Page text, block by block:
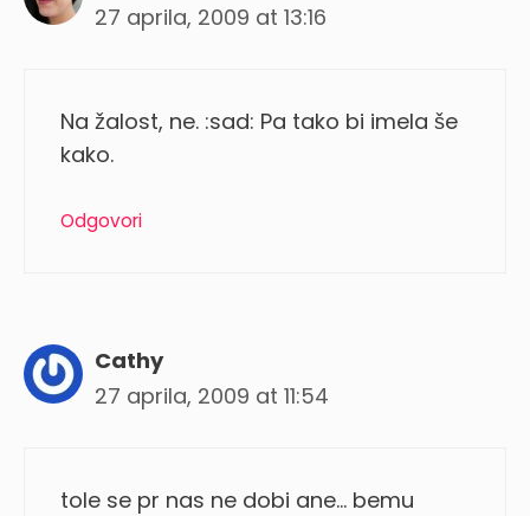
27 aprila, 2009 at 13:16
Na žalost, ne. :sad: Pa tako bi imela še
kako.
Odgovori
Cathy
27 aprila, 2009 at 11:54
tole se pr nas ne dobi ane… bemu